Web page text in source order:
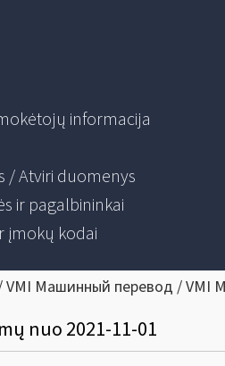
informacija
/ Atviri duomenys
ir pagalbininkai
įmokų kodai
VMI Машинный перевод / VMI
nuo 2021-11-01